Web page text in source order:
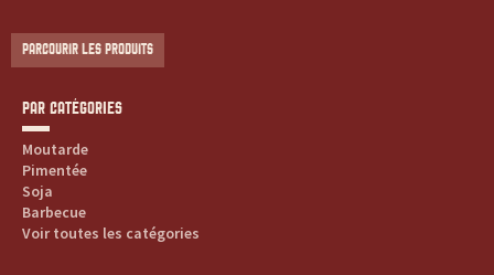
PARCOURIR LES PRODUITS
PAR CATÉGORIES
Moutarde
Pimentée
Soja
Barbecue
Voir toutes les catégories